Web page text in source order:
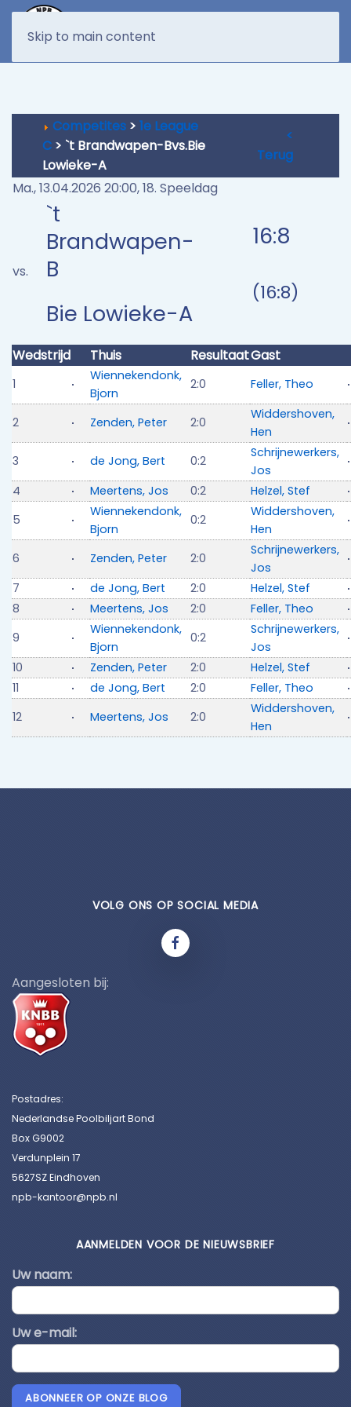
Skip to main content
Competites > 1e League
C > `t Brandwapen-Bvs.Bie
Lowieke-A
<
Terug
Ma., 13.04.2026 20:00, 18. Speeldag
vs.
`t
Brandwapen-
B
Bie Lowieke-A
16:8
(16:8)
Wedstrijd Thuis ResultaatGast
1
Wiennekendonk,
Bjorn
2:0 Feller, Theo
2 Zenden, Peter 2:0
Widdershoven,
Hen
3
de Jong, Bert 0:2
Schrijnewerkers,
Jos
4
Meertens, Jos 0:2
Helzel, Stef
5
Wiennekendonk,
Bjorn
0:2
Widdershoven,
Hen
6
Zenden, Peter 2:0
Schrijnewerkers,
Jos
7
de Jong, Bert 2:0
Helzel, Stef
8
Meertens, Jos 2:0
Feller, Theo
9
Wiennekendonk,
Bjorn
0:2
Schrijnewerkers,
Jos
10
Zenden, Peter 2:0
Helzel, Stef
11
de Jong, Bert 2:0
Feller, Theo
12
Meertens, Jos 2:0
Widdershoven,
Hen
VOLG ONS OP SOCIAL MEDIA
Aangesloten bij:
Postadres:
Nederlandse Poolbiljart Bond
Box G9002
Verdunplein 17
5627SZ Eindhoven
npb-kantoor@npb.nl
AANMELDEN VOOR DE NIEUWSBRIEF
Uw naam:
Uw e-mail:
ABONNEER OP ONZE BLOG